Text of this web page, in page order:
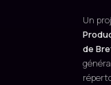
Un
de